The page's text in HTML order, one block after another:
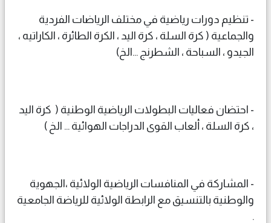
- تنظيم دورات رياضية في مختلف الرياضات الفردية
والجماعية ( كرة السلة ، كرة اليد ، الكرة الطائرة ، الكاراتيه ،
الجيدو ، السباحة ، الشطرنج ...الخ)
- احتضان فعاليات البطولات الرياضية الوطنية ( كرة اليد
، كرة السلة ، ألعاب القوى الدراجات الهوائية ... الخ )
- المشاركة في المنافسات الرياضية الولائية ،الجهوية
والوطنية بالتنسيق مع الرابطة الولائية للرياضة الجامعية
.